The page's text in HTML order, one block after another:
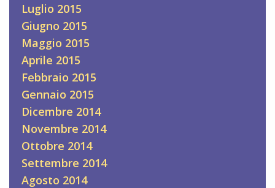
Luglio 2015
Giugno 2015
Maggio 2015
Aprile 2015
Febbraio 2015
Gennaio 2015
Dicembre 2014
Novembre 2014
Ottobre 2014
Settembre 2014
Agosto 2014